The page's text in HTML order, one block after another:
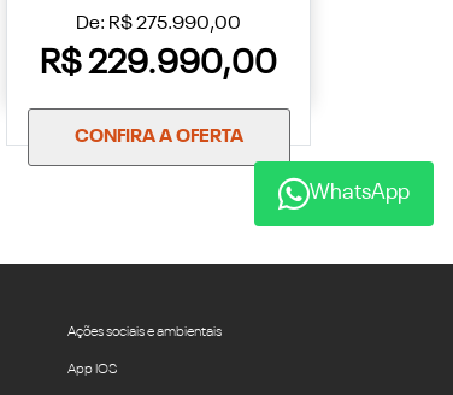
De: R$ 275.990,00
R$ 229.990,00
CONFIRA A OFERTA
Ações sociais e ambientais
App IOS
WhatsApp